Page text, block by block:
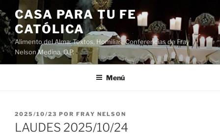
Saltar
al
contenido
CASA PARA TU FE
CATÓLICA
Alimento del Alma: Textos, Homilias, Conferencias de Fray
Nelson Medina, O.P.
Menú
PUBLICADO
EL
2025/10/23 POR FRAY NELSON
LAUDES 2025/10/24